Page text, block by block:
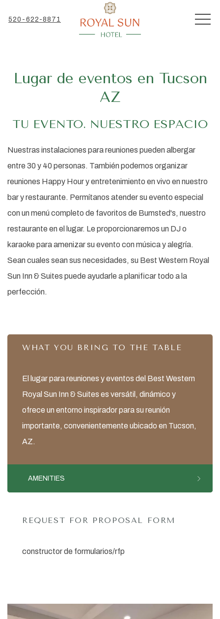
520-622-8871
Lugar de eventos en Tucson
AZ
TU EVENTO. NUESTRO ESPACIO
Nuestras instalaciones para reuniones pueden albergar
entre 30 y 40 personas. También podemos organizar
reuniones Happy Hour y entretenimiento en vivo en nuestro
bar y restaurante. Permítanos atender su evento especial
con un menú completo de favoritos de Bumsted's, nuestro
restaurante en el lugar. Le proporcionaremos un DJ o
karaoke para amenizar su evento con música y alegría.
Sean cuales sean sus necesidades, su Best Western Royal
Sun Inn & Suites puede ayudarle a planificar todo a la
perfección.
WHAT YOU BRING TO THE TABLE
El lugar para reuniones y eventos del Best Western
Royal Sun Inn & Suites es versátil, dinámico y
ofrece un entorno inspirador para su reunión
importante, convenientemente ubicado en Tucson,
AZ.
AMENITIES
REQUEST FOR PROPOSAL FORM
constructor de formularios/rfp